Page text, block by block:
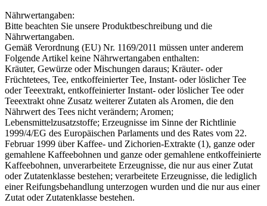
Nährwertangaben:
Bitte beachten Sie unsere Produktbeschreibung und die
Nährwertangaben.
Gemäß Verordnung (EU) Nr. 1169/2011 müssen unter anderem
Folgende Artikel keine Nährwertangaben enthalten:
Kräuter, Gewürze oder Mischungen daraus; Kräuter- oder
Früchtetees, Tee, entkoffeinierter Tee, Instant- oder löslicher Tee
oder Teeextrakt, entkoffeinierter Instant- oder löslicher Tee oder
Teeextrakt ohne Zusatz weiterer Zutaten als Aromen, die den
Nährwert des Tees nicht verändern; Aromen;
Lebensmittelzusatzstoffe; Erzeugnisse im Sinne der Richtlinie
1999/4/EG des Europäischen Parlaments und des Rates vom 22.
Februar 1999 über Kaffee- und Zichorien-Extrakte (1), ganze oder
gemahlene Kaffeebohnen und ganze oder gemahlene entkoffeinierte
Kaffeebohnen, unverarbeitete Erzeugnisse, die nur aus einer Zutat
oder Zutatenklasse bestehen; verarbeitete Erzeugnisse, die lediglich
einer Reifungsbehandlung unterzogen wurden und die nur aus einer
Zutat oder Zutatenklasse bestehen.